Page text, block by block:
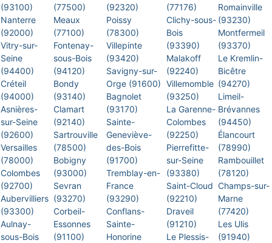
(93100)
Nanterre
(92000)
Vitry-sur-
Seine
(94400)
Créteil
(94000)
Asnières-
sur-Seine
(92600)
Versailles
(78000)
Colombes
(92700)
Aubervilliers
(93300)
Aulnay-
sous-Bois
(77500)
Meaux
(77100)
Fontenay-
sous-Bois
(94120)
Bondy
(93140)
Clamart
(92140)
Sartrouville
(78500)
Bobigny
(93000)
Sevran
(93270)
Corbeil-
Essonnes
(91100)
(92320)
Poissy
(78300)
Villepinte
(93420)
Savigny-sur-
Orge (91600)
Bagnolet
(93170)
Sainte-
Geneviève-
des-Bois
(91700)
Tremblay-en-
France
(93290)
Conflans-
Sainte-
Honorine
(77176)
Clichy-sous-
Bois
(93390)
Malakoff
(92240)
Villemomble
(93250)
La Garenne-
Colombes
(92250)
Pierrefitte-
sur-Seine
(93380)
Saint-Cloud
(92210)
Draveil
(91210)
Le Plessis-
Romainville
(93230)
Montfermeil
(93370)
Le Kremlin-
Bicêtre
(94270)
Limeil-
Brévannes
(94450)
Élancourt
(78990)
Rambouillet
(78120)
Champs-sur-
Marne
(77420)
Les Ulis
(91940)